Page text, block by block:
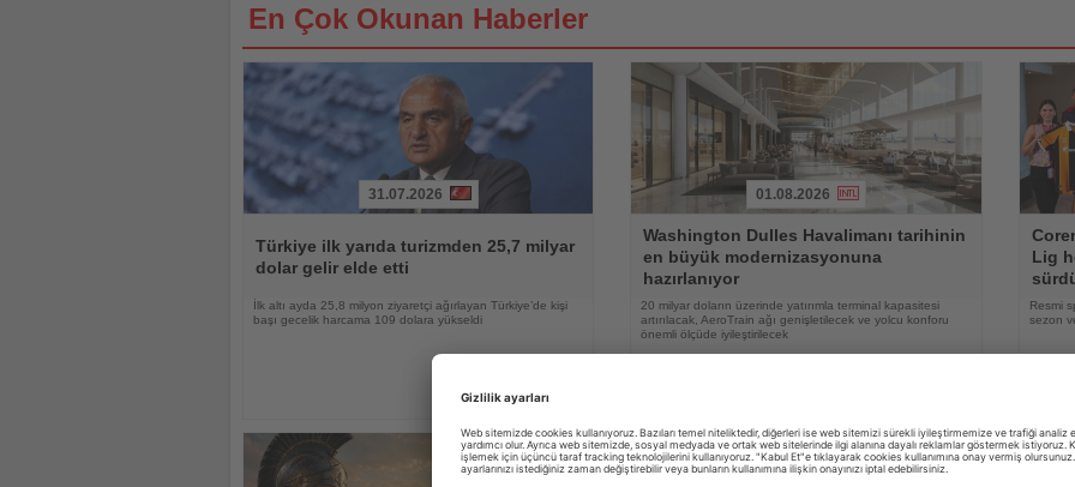
En Çok Okunan Haberler
Oku
31.07.2026
Türkiye ilk yarıda turizmden 25,7 milyar
dolar gelir elde etti
İlk altı ayda 25,8 milyon ziyaretçi ağırlayan Türkiye’de kişi
başı gecelik harcama 109 dolara yükseldi
Oku
01.08.2026
Washington Dulles Havalimanı tarihinin
en büyük modernizasyonuna
hazırlanıyor
20 milyar doların üzerinde yatırımla terminal kapasitesi
artırılacak, AeroTrain ağı genişletilecek ve yolcu konforu
önemli ölçüde iyileştirilecek
Oku
Lig
Resmi
sezon